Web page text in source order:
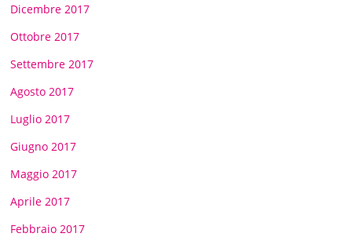
Dicembre 2017
Ottobre 2017
Settembre 2017
Agosto 2017
Luglio 2017
Giugno 2017
Maggio 2017
Aprile 2017
Febbraio 2017